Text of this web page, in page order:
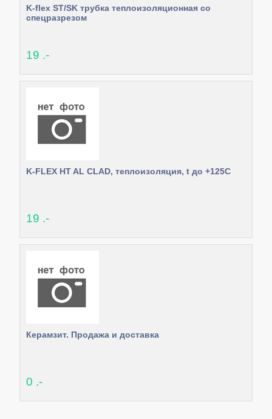
K-flex ST/SK трубка теплоизоляционная со
спецразрезом
19 .-
K-FLEX HT AL CLAD, теплоизоляция, t до +125С
19 .-
Керамзит. Продажа и доставка
0 .-